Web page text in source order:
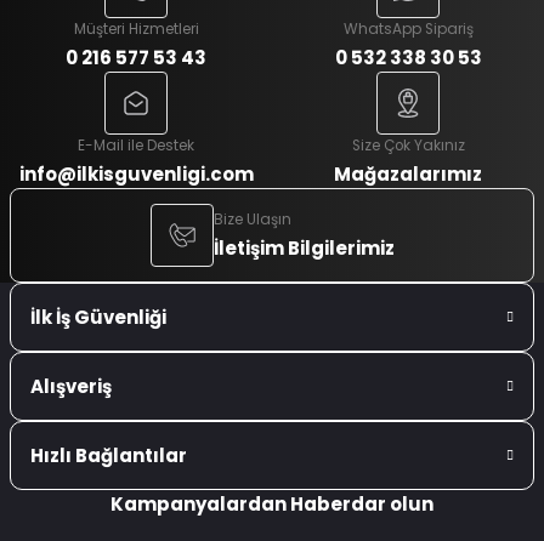
Müşteri Hizmetleri
0 216 577 53 43
WhatsApp Sipariş
0 532 338 30 53
E-Mail ile Destek
info@ilkisguvenligi.com
Size Çok Yakınız
Mağazalarımız
Bize Ulaşın
İletişim Bilgilerimiz
İlk İş Güvenliği
Alışveriş
Hızlı Bağlantılar
Kampanyalardan Haberdar olun